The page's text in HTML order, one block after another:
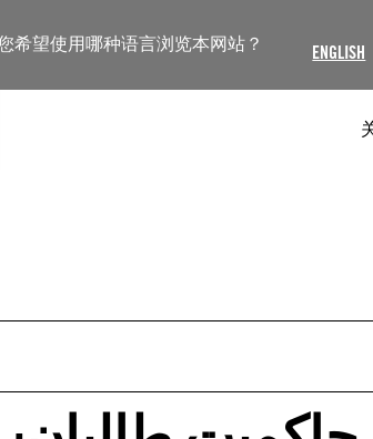
希望使用哪种语言浏览本网站？ ENGLISH